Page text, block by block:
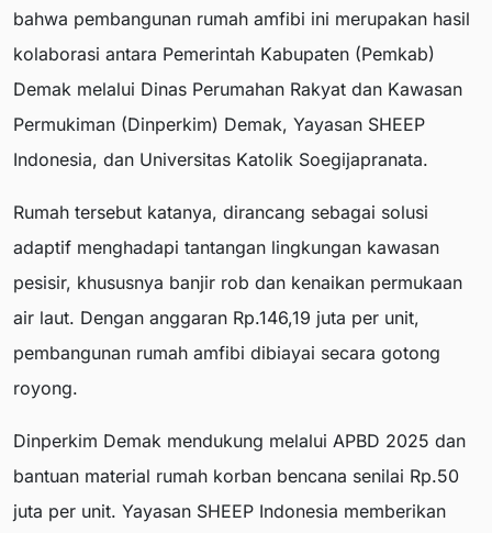
bahwa pembangunan rumah amfibi ini merupakan hasil
kolaborasi antara Pemerintah Kabupaten (Pemkab)
Demak melalui Dinas Perumahan Rakyat dan Kawasan
Permukiman (Dinperkim) Demak, Yayasan SHEEP
Indonesia, dan Universitas Katolik Soegijapranata.
Rumah tersebut katanya, dirancang sebagai solusi
adaptif menghadapi tantangan lingkungan kawasan
pesisir, khususnya banjir rob dan kenaikan permukaan
air laut. Dengan anggaran Rp.146,19 juta per unit,
pembangunan rumah amfibi dibiayai secara gotong
royong.
Dinperkim Demak mendukung melalui APBD 2025 dan
bantuan material rumah korban bencana senilai Rp.50
juta per unit. Yayasan SHEEP Indonesia memberikan